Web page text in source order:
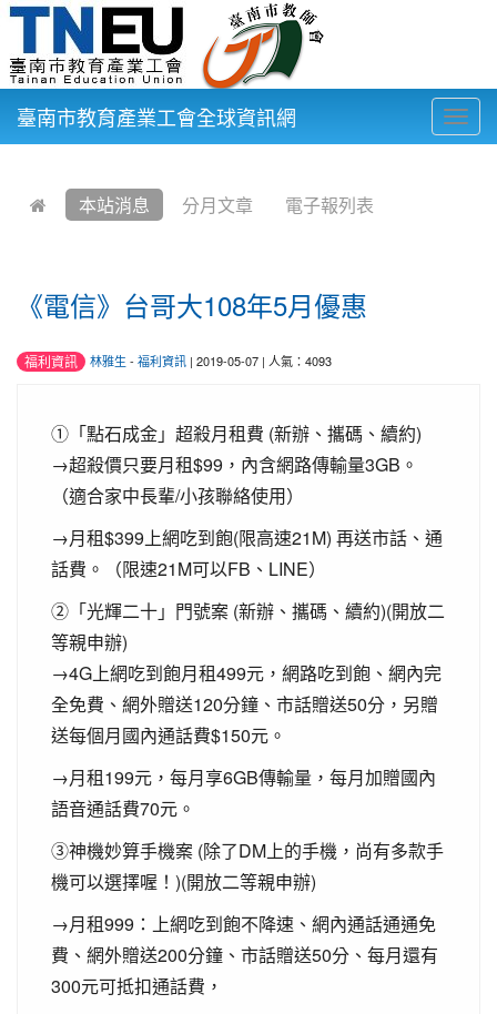
臺南市教育產業工會全球資訊網
本站消息 分月文章 電子報列表
《電信》台哥大108年5月優惠
福利資訊 林雅生 - 福利資訊 | 2019-05-07 | 人氣：4093
①「點石成金」超殺月租費 (新辦、攜碼、續約)
→超殺價只要月租$99，內含網路傳輸量3GB。
（適合家中長輩/小孩聯絡使用）
→月租$399上網吃到飽(限高速21M) 再送市話、通
話費。（限速21M可以FB、LINE）
②「光輝二十」門號案 (新辦、攜碼、續約)(開放二
等親申辦)
→4G上網吃到飽月租499元，網路吃到飽、網內完
全免費、網外贈送120分鐘、市話贈送50分，另贈
送每個月國內通話費$150元。
→月租199元，每月享6GB傳輸量，每月加贈國內
語音通話費70元。
③神機妙算手機案 (除了DM上的手機，尚有多款手
機可以選擇喔！)(開放二等親申辦)
→月租999：上網吃到飽不降速、網內通話通通免
費、網外贈送200分鐘、市話贈送50分、每月還有
300元可抵扣通話費，